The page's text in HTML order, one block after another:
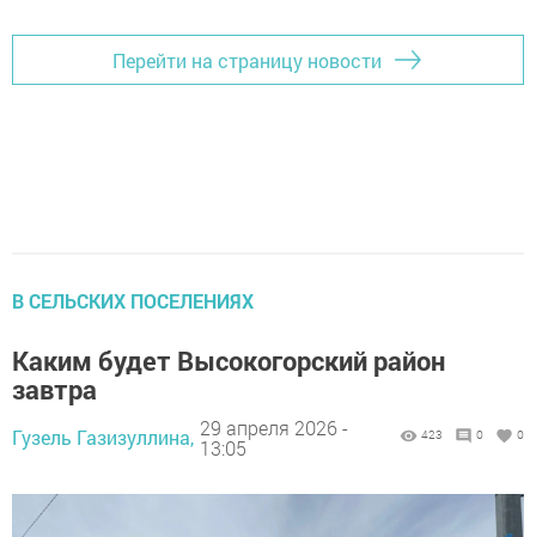
Перейти на страницу новости
В СЕЛЬСКИХ ПОСЕЛЕНИЯХ
Каким будет Высокогорский район
завтра
Гузель Газизуллина, 29 апреля 2026 -
13:05
423 0 0